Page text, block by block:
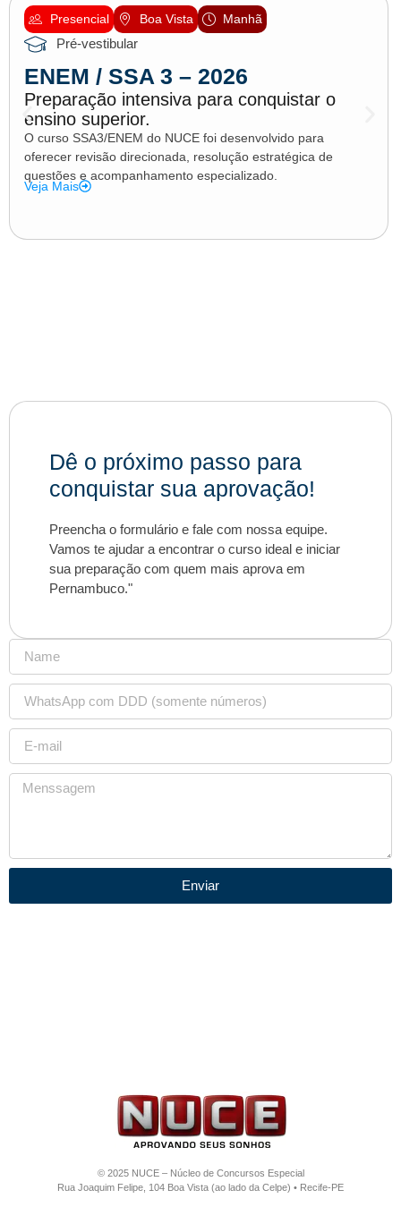
Presencial Boa Vista Manhã
Pré-vestibular
ENEM / SSA 3 – 2026
Preparação intensiva para conquistar o
ensino superior.
O curso SSA3/ENEM do NUCE foi desenvolvido para
oferecer revisão direcionada, resolução estratégica de
questões e acompanhamento especializado.
Veja Mais
Dê o próximo passo para
conquistar sua aprovação!
Preencha o formulário e fale com nossa equipe.
Vamos te ajudar a encontrar o curso ideal e iniciar
sua preparação com quem mais aprova em
Pernambuco."
Enviar
© 2025 NUCE – Núcleo de Concursos Especial
Rua Joaquim Felipe, 104 Boa Vista (ao lado da Celpe) • Recife-PE